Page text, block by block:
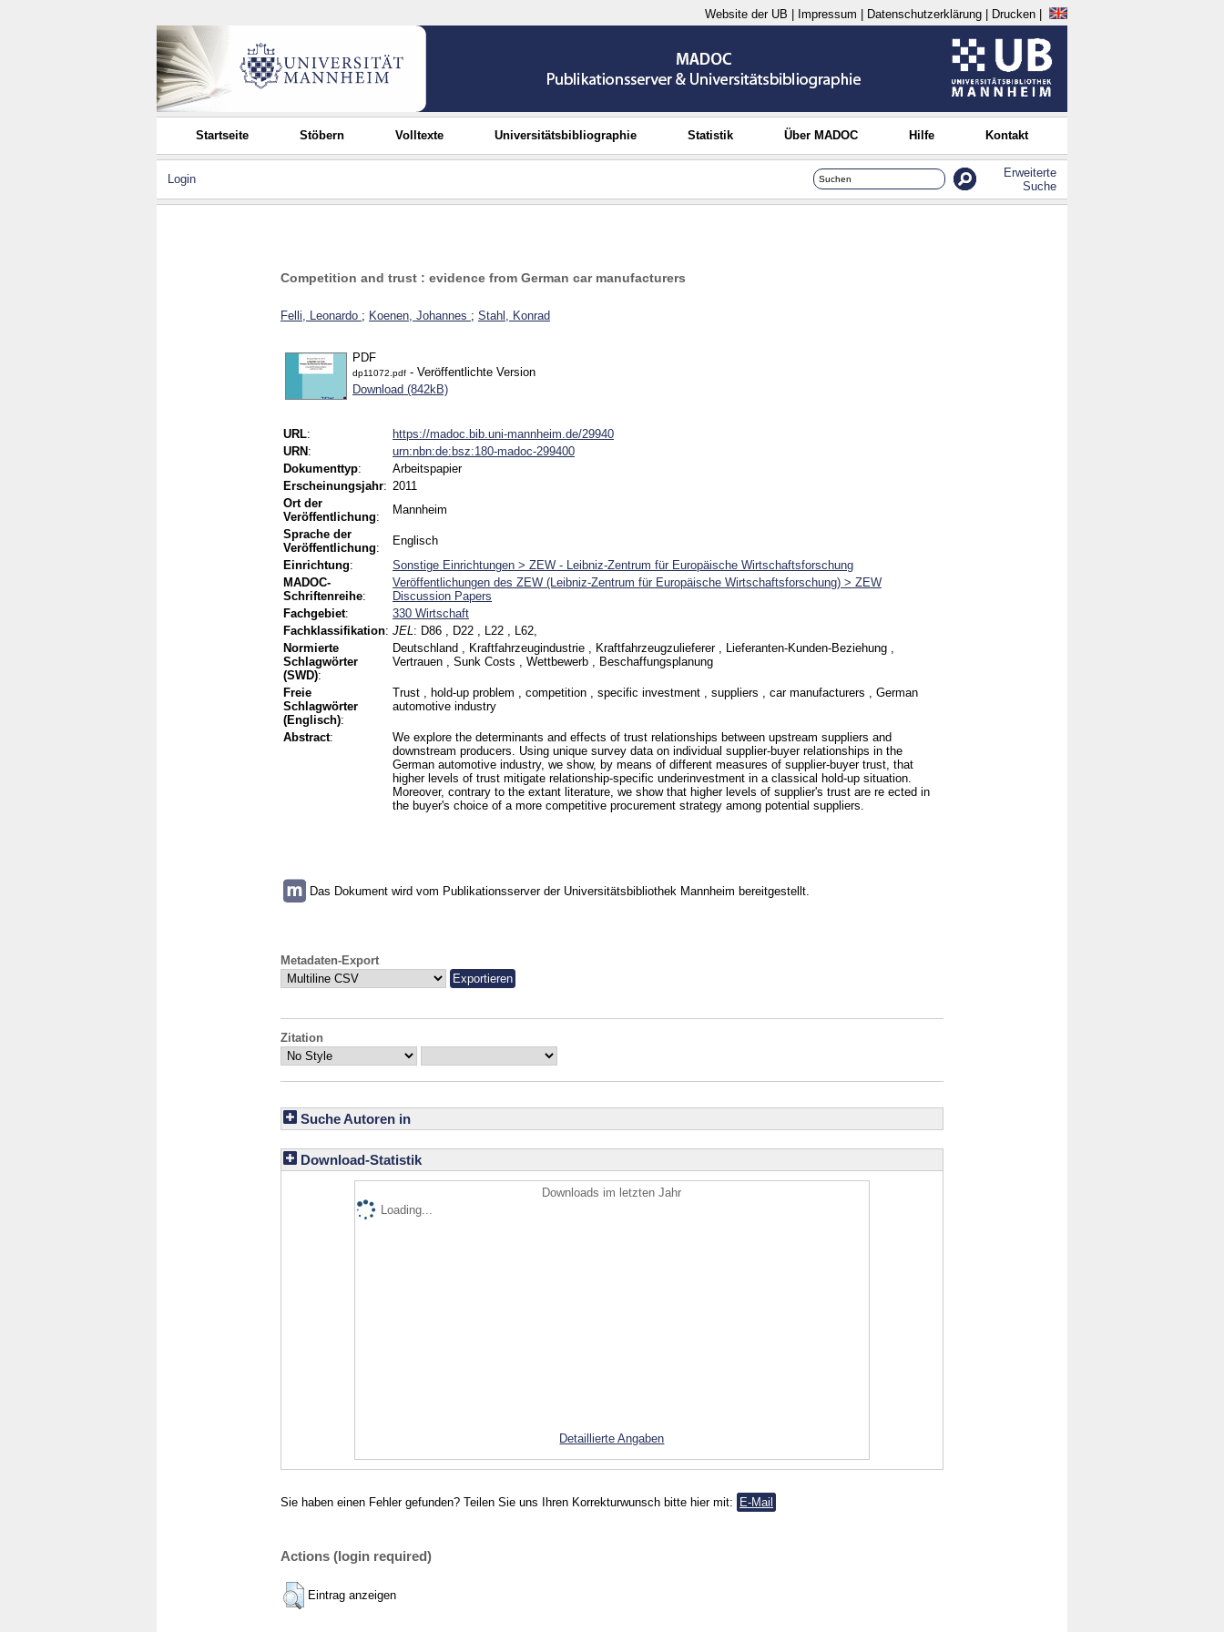
Website der UB Impressum Datenschutzerklärung Drucken
Startseite Stöbern Volltexte Universitätsbibliographie Statistik Über MADOC Hilfe Kontakt
Login
Erweiterte
Suche
Competition and trust : evidence from German car manufacturers
Felli, Leonardo ; Koenen, Johannes ; Stahl, Konrad
PDF
dp11072.pdf - Veröffentlichte Version
Download (842kB)
URL:
https://madoc.bib.uni-mannheim.de/29940
URN :
urn:nbn:de:bsz:180-madoc-299400
Dokumenttyp:
Arbeitspapier
Erscheinungsjahr: 2011
Ort der
Veröffentlichung:
Mannheim
Sprache der
Veröffentlichung:
Englisch
Einrichtung:
Sonstige Einrichtungen > ZEW - Leibniz-Zentrum für Europäische Wirtschaftsforschung
MADOC-
Schriftenreihe:
Veröffentlichungen des ZEW (Leibniz-Zentrum für Europäische Wirtschaftsforschung) > ZEW
Discussion Papers
Fachgebiet:
330 Wirtschaft
Fachklassifikation: JEL: D86 , D22 , L22 , L62,
Normierte
Schlagwörter
(SWD):
Deutschland , Kraftfahrzeugindustrie , Kraftfahrzeugzulieferer , Lieferanten-Kunden-Beziehung ,
Vertrauen , Sunk Costs , Wettbewerb , Beschaffungsplanung
Freie
Schlagwörter
(Englisch):
Trust , hold-up problem , competition , specific investment , suppliers , car manufacturers , German
automotive industry
Abstract:
We explore the determinants and effects of trust relationships between upstream suppliers and
downstream producers. Using unique survey data on individual supplier-buyer relationships in the
German automotive industry, we show, by means of different measures of supplier-buyer trust, that
higher levels of trust mitigate relationship-specific underinvestment in a classical hold-up situation.
Moreover, contrary to the extant literature, we show that higher levels of supplier's trust are re ected in
the buyer's choice of a more competitive procurement strategy among potential suppliers.
Das Dokument wird vom Publikationsserver der Universitätsbibliothek Mannheim bereitgestellt.
Metadaten-Export
Zitation
Suche Autoren in
Download-Statistik
Downloads im letzten Jahr
Loading...
Detaillierte Angaben
Sie haben einen Fehler gefunden? Teilen Sie uns Ihren Korrekturwunsch bitte hier mit: E-Mail
Actions (login required)
Eintrag anzeigen